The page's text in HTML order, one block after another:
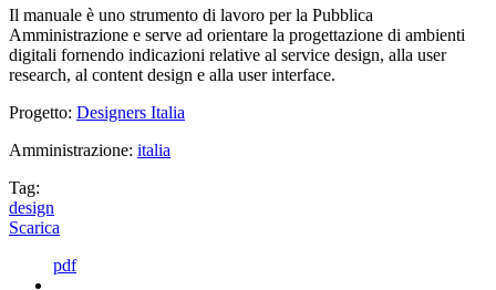
Il manuale è uno strumento di lavoro per la Pubblica
Amministrazione e serve ad orientare la progettazione di ambienti
digitali fornendo indicazioni relative al service design, alla user
research, al content design e alla user interface.
Progetto: Designers Italia
Amministrazione: italia
Tag:
design
Scarica
pdf